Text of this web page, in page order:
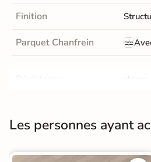
DIMENSION
Carrelage
hexagonal
Finition
Parquet Chanfrein
Les personnes ayant